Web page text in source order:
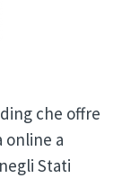
che offre
a
Stati